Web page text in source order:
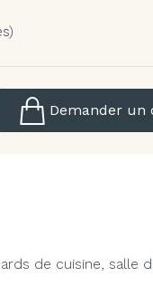
Demander un
de cuisine, salle